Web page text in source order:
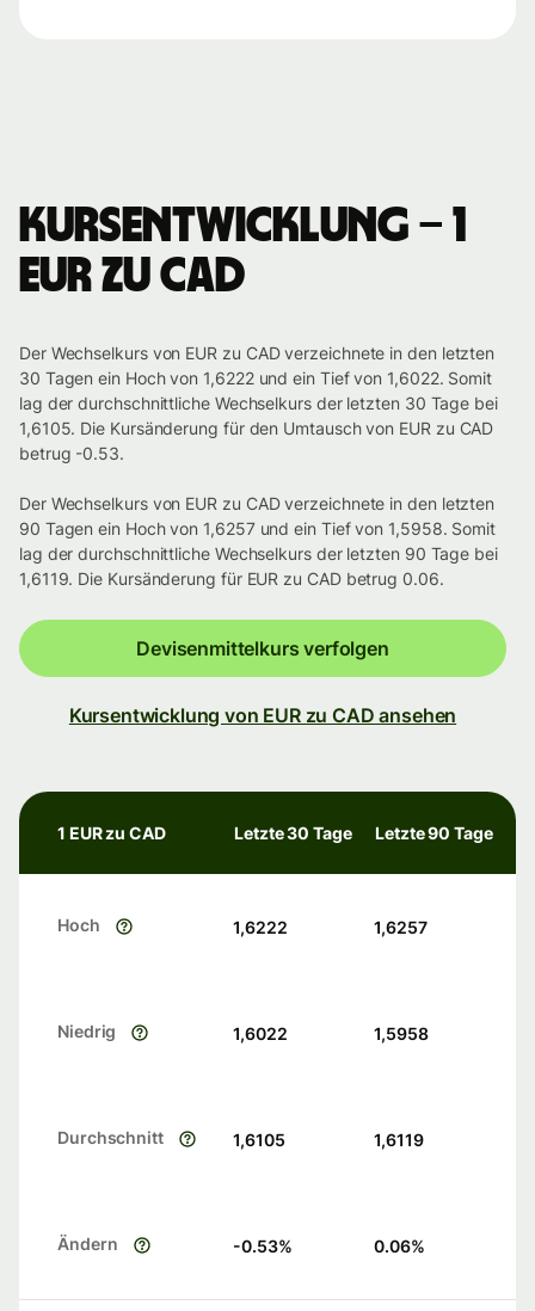
Kursentwicklung – 1
EUR zu CAD
Der Wechselkurs von EUR zu CAD verzeichnete in den letzten
30 Tagen ein Hoch von 1,6222 und ein Tief von 1,6022. Somit
lag der durchschnittliche Wechselkurs der letzten 30 Tage bei
1,6105. Die Kursänderung für den Umtausch von EUR zu CAD
betrug -0.53.
Der Wechselkurs von EUR zu CAD verzeichnete in den letzten
90 Tagen ein Hoch von 1,6257 und ein Tief von 1,5958. Somit
lag der durchschnittliche Wechselkurs der letzten 90 Tage bei
1,6119. Die Kursänderung für EUR zu CAD betrug 0.06.
Devisenmittelkurs verfolgen
Kursentwicklung von EUR zu CAD ansehen
1 EUR zu CAD Letzte 30 Tage Letzte 90 Tage
Hoch 1,6222 1,6257
Niedrig 1,6022 1,5958
Durchschnitt 1,6105 1,6119
Ändern -0.53% 0.06%